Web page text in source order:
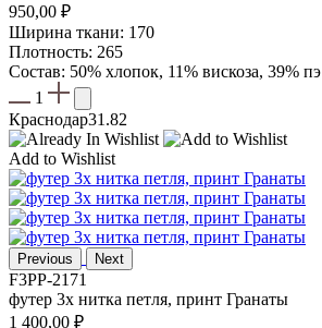
950,00 ₽
Ширина ткани: 170
Плотность: 265
Состав: 50% хлопок, 11% вискоза, 39% пэ
1
Краснодар31.82
Add to Wishlist
Previous Next
F3PP-2171
футер 3х нитка петля, принт Гранаты
1 400,00 ₽